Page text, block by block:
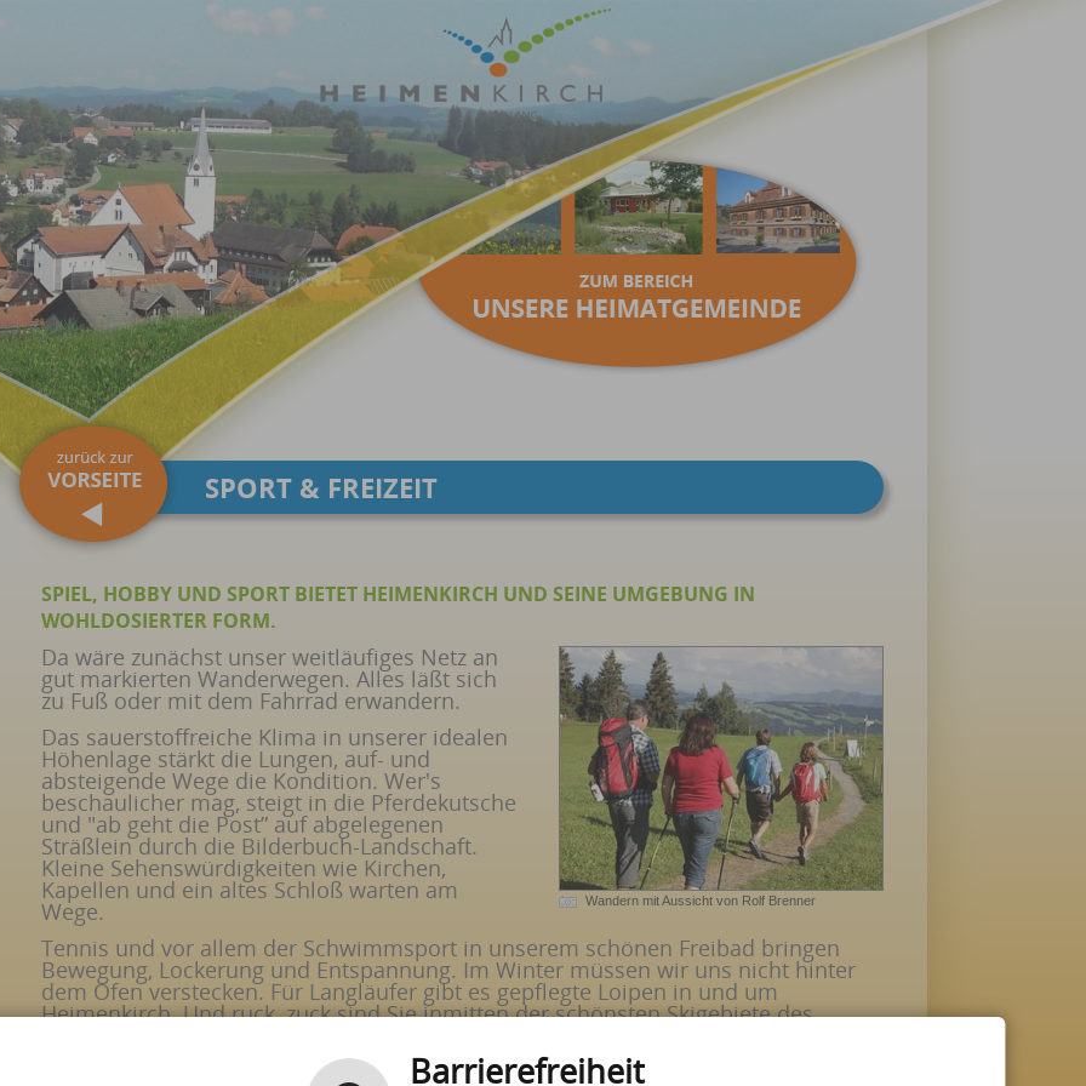
SPORT & FREIZEIT
SPIEL, HOBBY UND SPORT BIETET HEIMENKIRCH UND SEINE UMGEBUNG IN
WOHLDOSIERTER FORM.
Wandern mit Aussicht von Rolf Brenner
Da wäre zunächst unser weitläufiges Netz an
gut markierten Wanderwegen. Alles läßt sich
zu Fuß oder mit dem Fahrrad erwandern.
Das sauerstoffreiche Klima in unserer idealen
Höhenlage stärkt die Lungen, auf- und
absteigende Wege die Kondition. Wer's
beschaulicher mag, steigt in die Pferdekutsche
und "ab geht die Post” auf abgelegenen
Sträßlein durch die Bilderbuch-Landschaft.
Kleine Sehenswürdigkeiten wie Kirchen,
Kapellen und ein altes Schloß warten am
Wege.
Tennis und vor allem der Schwimmsport in unserem schönen Freibad bringen
Bewegung, Lockerung und Entspannung. Im Winter müssen wir uns nicht hinter
dem Ofen verstecken. Für Langläufer gibt es gepflegte Loipen in und um
Heimenkirch. Und ruck, zuck sind Sie inmitten der schönsten Skigebiete des
Barrierefreiheit